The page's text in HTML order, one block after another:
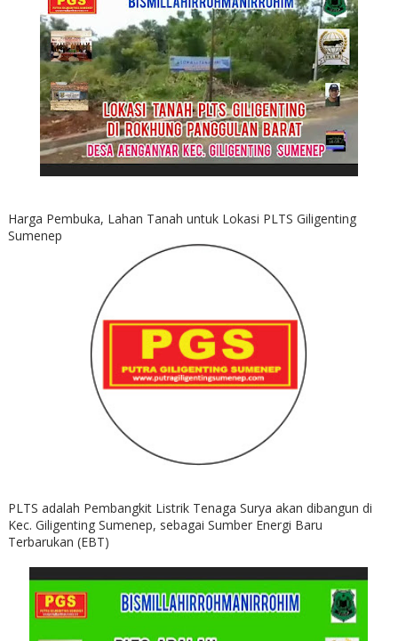
Harga Pembuka, Lahan Tanah untuk Lokasi PLTS Giligenting
Sumenep
PLTS adalah Pembangkit Listrik Tenaga Surya akan dibangun di
Kec. Giligenting Sumenep, sebagai Sumber Energi Baru
Terbarukan (EBT)